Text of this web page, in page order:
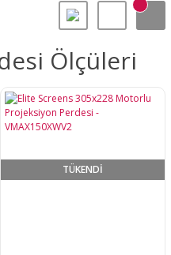
Ölçüleri
TÜKENDİ